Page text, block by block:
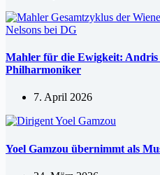
Mahler für die Ewigkeit: Andris
Philharmoniker
7. April 2026
Yoel Gamzou übernimmt als